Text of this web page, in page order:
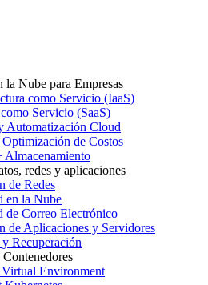
la Nube para Empresas
como Servicio (IaaS)
Servicio (SaaS)
Automatización Cloud
de Costos
Almacenamiento
redes y aplicaciones
de Redes
en la Nube
de Correo Electrónico
de Aplicaciones y Servidores
Recuperación
Environment